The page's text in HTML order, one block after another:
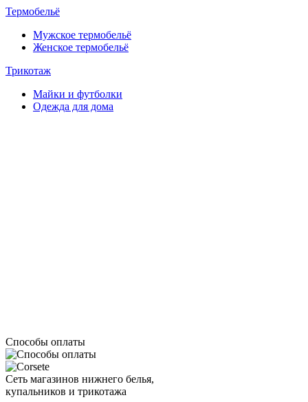
Термобельё
Мужское термобельё
Женское термобельё
Трикотаж
Майки и футболки
Одежда для дома
Способы оплаты
Сеть магазинов нижнего белья,
купальников и трикотажа